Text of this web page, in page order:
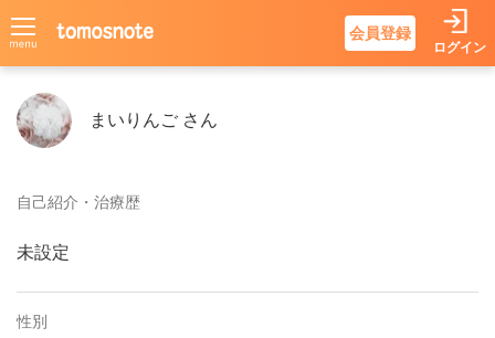
会員登録
ログイン
まいりんご さん
自己紹介・治療歴
未設定
性別